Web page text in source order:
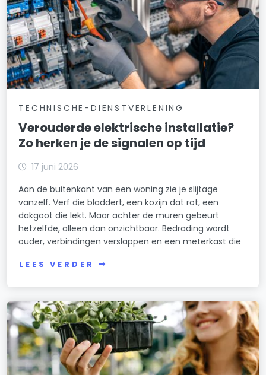
TECHNISCHE-DIENSTVERLENING
Verouderde elektrische installatie?
Zo herken je de signalen op tijd
17 juni 2026
Aan de buitenkant van een woning zie je slijtage
vanzelf. Verf die bladdert, een kozijn dat rot, een
dakgoot die lekt. Maar achter de muren gebeurt
hetzelfde, alleen dan onzichtbaar. Bedrading wordt
ouder, verbindingen verslappen en een meterkast die
LEES VERDER